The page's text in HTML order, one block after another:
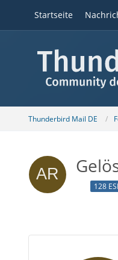
Startseite
Thunderbird Mail DE
128